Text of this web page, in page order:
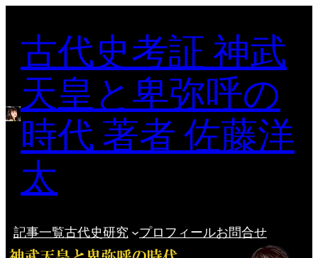
ッ
古代史考証 神武
天皇と卑弥呼の
時代 著者 佐藤洋
太
記事一覧古代史研究 プロフィールお問合せ